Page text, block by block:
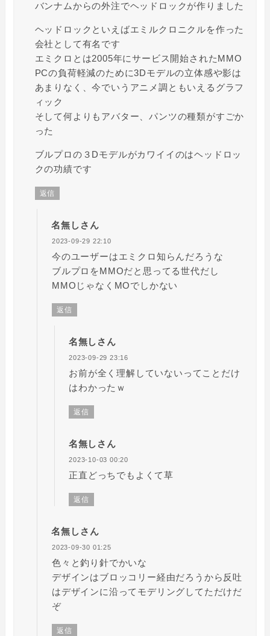
バンナムからの外注でヘッドロックが作りました
ヘッドロックといえばエミルクロニクルを作った
会社として有名です
エミクロとは2005年にサービス開始されたMMO
PCの負荷軽減のために3Dモデルの立体感や影は
あまりなく、今でいうアニメ調ともいえるグラフ
ィック
そして何よりもアバター、パンツの種類がすごか
った
ブルプロの３Dモデルがカワイイのはヘッドロッ
クの功績です
返信
名無しさん
2023-09-29 22:10
今のユーザーはエミクロ知らんだろうな
ブルプロをMMOだと思ってる世代だし
MMOじゃなくMOでしかない
返信
名無しさん
2023-09-29 23:16
お前が全く理解していないってことだけ
はわかったｗ
返信
名無しさん
2023-10-03 00:20
正直どっちでもよくて草
返信
名無しさん
2023-09-30 01:25
色々と釣り針でかいな
デザインはブロッコリー経由だろうから反吐
はデザインに沿ってモデリングしてただけだ
ぞ
返信